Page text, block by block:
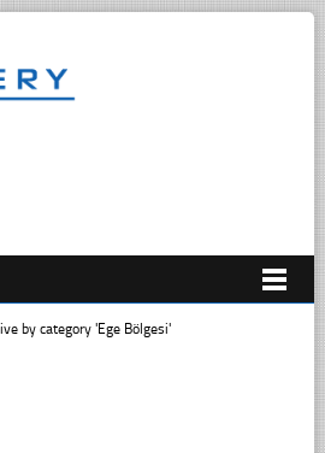
by category 'Ege Bölgesi'